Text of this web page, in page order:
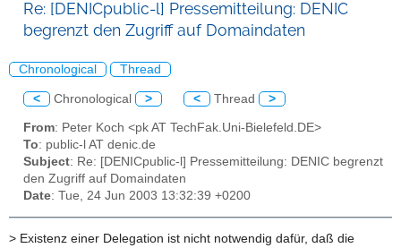
Re: [DENICpublic-l] Pressemitteilung: DENIC
begrenzt den Zugriff auf Domaindaten
Chronological Thread
< Chronological > < Thread >
From: Peter Koch <pk AT TechFak.Uni-Bielefeld.DE>
To: public-l AT denic.de
Subject: Re: [DENICpublic-l] Pressemitteilung: DENIC begrenzt
den Zugriff auf Domaindaten
Date: Tue, 24 Jun 2003 13:32:39 +0200
> Existenz einer Delegation ist nicht notwendig dafür, daß die